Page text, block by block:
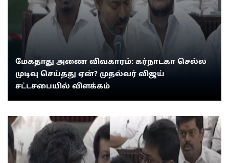
மேகதாது அணை விவகாரம்: கர்நாடகா செல்ல
முடிவு செய்தது ஏன்? முதல்வர் விஜய்
சட்டசபையில் விளக்கம்